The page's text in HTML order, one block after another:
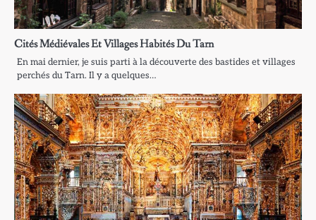
Cités Médiévales Et Villages Habités Du Tarn
En mai dernier, je suis parti à la découverte des bastides et villages
perchés du Tarn. Il y a quelques…